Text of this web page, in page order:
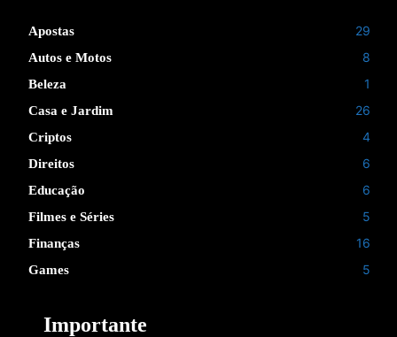
Apostas 29
Autos e Motos 8
Beleza 1
Casa e Jardim 26
Criptos 4
Direitos 6
Educação 6
Filmes e Séries 5
Finanças 16
Games 5
Importante